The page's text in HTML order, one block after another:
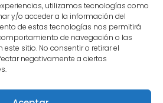
utilizamos tecnologías como
y/o acceder a la información del
de estas tecnologías nos permitirá
de navegación o las
sitio. No consentir o retirar el
negativamente a ciertas
reservados 2022.
con el